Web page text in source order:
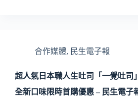
合作媒體, 民生電子報
超人氣日本職人生吐司「一覺吐司
全新口味限時首購優惠 – 民生電子